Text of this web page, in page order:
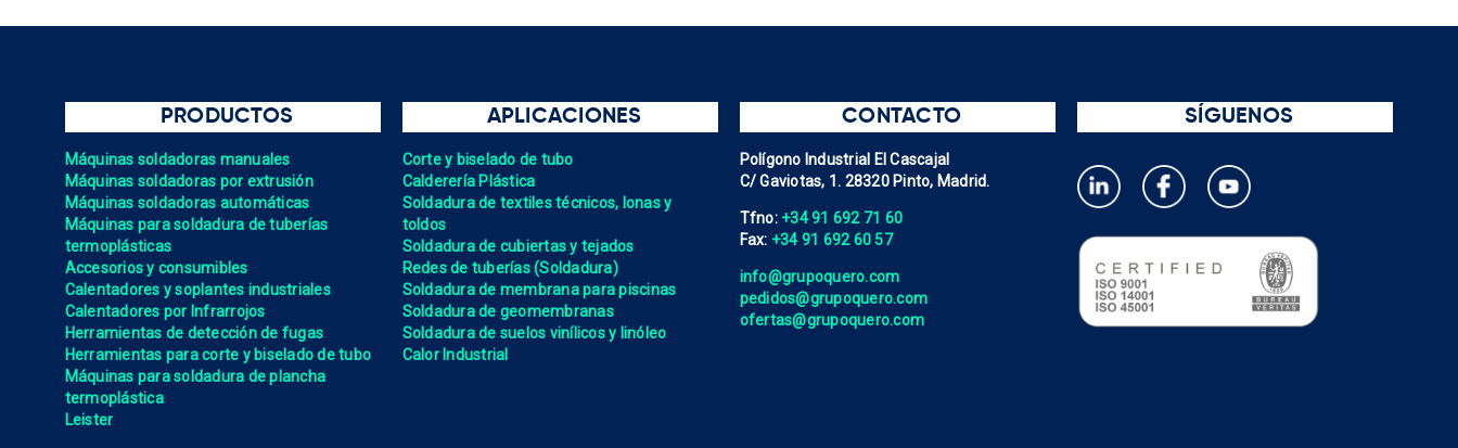
PRODUCTOS
Máquinas soldadoras manuales
Máquinas soldadoras por extrusión
Máquinas soldadoras automáticas
Máquinas para soldadura de tuberías
termoplásticas
Accesorios y consumibles
Calentadores y soplantes industriales
Calentadores por Infrarrojos
Herramientas de detección de fugas
Herramientas para corte y biselado de tubo
Máquinas para soldadura de plancha
termoplástica
Leister
APLICACIONES
Corte y biselado de tubo
Calderería Plástica
Soldadura de textiles técnicos, lonas y
toldos
Soldadura de cubiertas y tejados
Redes de tuberías (Soldadura)
Soldadura de membrana para piscinas
Soldadura de geomembranas
Soldadura de suelos vinílicos y linóleo
Calor Industrial
CONTACTO
Polígono Industrial El Cascajal
C/ Gaviotas, 1. 28320 Pinto, Madrid.
Tfno: +34 91 692 71 60
Fax: +34 91 692 60 57
info@grupoquero.com
pedidos@grupoquero.com
ofertas@grupoquero.com
SÍGUENOS